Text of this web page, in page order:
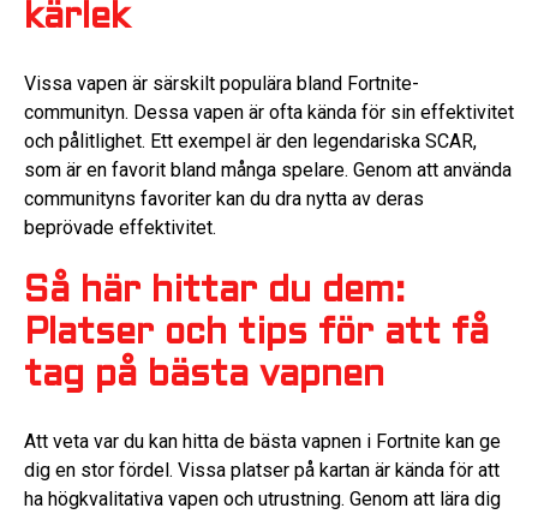
kärlek
Vissa vapen är särskilt populära bland Fortnite-
communityn. Dessa vapen är ofta kända för sin effektivitet
och pålitlighet. Ett exempel är den legendariska SCAR,
som är en favorit bland många spelare. Genom att använda
communityns favoriter kan du dra nytta av deras
beprövade effektivitet.
Så här hittar du dem:
Platser och tips för att få
tag på bästa vapnen
Att veta var du kan hitta de bästa vapnen i Fortnite kan ge
dig en stor fördel. Vissa platser på kartan är kända för att
ha högkvalitativa vapen och utrustning. Genom att lära dig